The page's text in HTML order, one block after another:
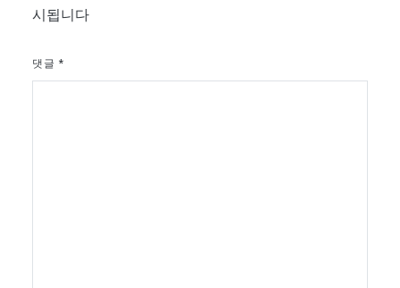
시됩니다
댓글 *